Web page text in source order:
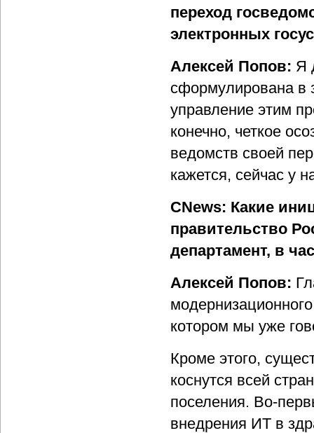
переход
электронных
Алексей Попов: Я
сформулирована в
управление этим
конечно, четкое
ведомств своей
кажется, сейчас у
CNews: Какие
правительство
департамент, в
Алексей Попов:
котором мы уже
Кроме этого,
коснутся всей
поселения. Во-
внедрения ИТ в